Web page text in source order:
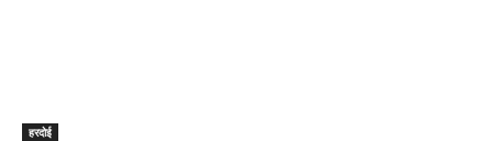
हरदोई